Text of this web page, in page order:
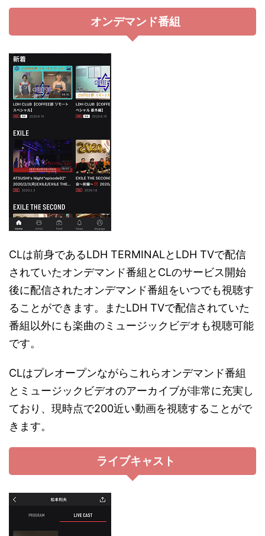
オンデマンド番組
CLは前身であるLDH TERMINALとLDH TVで配信
されていたオンデマンド番組とCLのサービス開始
後に配信されたオンデマンド番組をいつでも視聴す
ることができます。またLDH TVで配信されていた
番組以外にも楽曲のミュージックビデオも視聴可能
です。
CLはプレオープンながらこれらオンデマンド番組
とミュージックビデオのアーカイブが非常に充実し
ており、現時点で200近い動画を視聴することがで
きます。
ライブキャスト